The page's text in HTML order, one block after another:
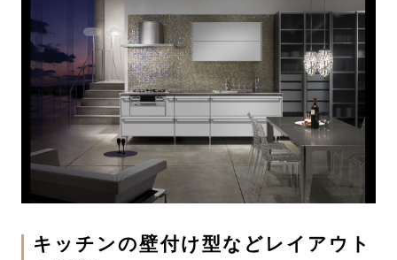
キッチンの壁付け型などレイアウト